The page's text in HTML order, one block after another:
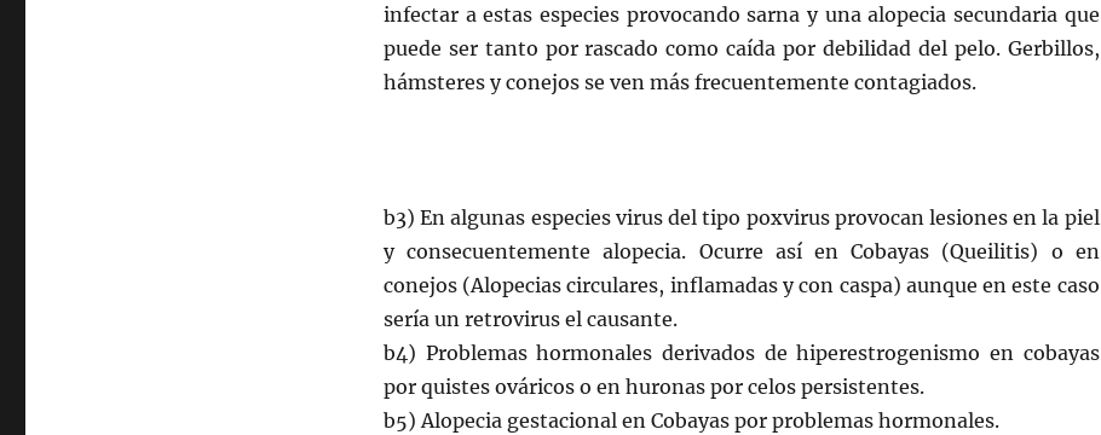
infectar a estas especies provocando sarna y una alopecia secundaria que
puede ser tanto por rascado como caída por debilidad del pelo. Gerbillos,
hámsteres y conejos se ven más frecuentemente contagiados.
b3) En algunas especies virus del tipo poxvirus provocan lesiones en la piel
y consecuentemente alopecia. Ocurre así en Cobayas (Queilitis) o en
conejos (Alopecias circulares, inflamadas y con caspa) aunque en este caso
sería un retrovirus el causante.
b4) Problemas hormonales derivados de hiperestrogenismo en cobayas
por quistes ováricos o en huronas por celos persistentes.
b5) Alopecia gestacional en Cobayas por problemas hormonales.